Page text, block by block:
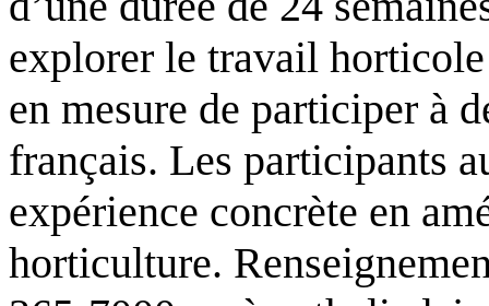
explorer le travail
en mesure de participer à
français. Les participants
expérience concrète en
horticulture.